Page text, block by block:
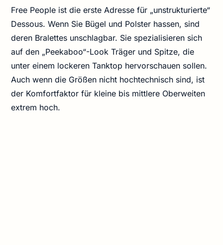
Free People ist die erste Adresse für „unstrukturierte“
Dessous. Wenn Sie Bügel und Polster hassen, sind
deren Bralettes unschlagbar. Sie spezialisieren sich
auf den „Peekaboo“-Look Träger und Spitze, die
unter einem lockeren Tanktop hervorschauen sollen.
Auch wenn die Größen nicht hochtechnisch sind, ist
der Komfortfaktor für kleine bis mittlere Oberweiten
extrem hoch.